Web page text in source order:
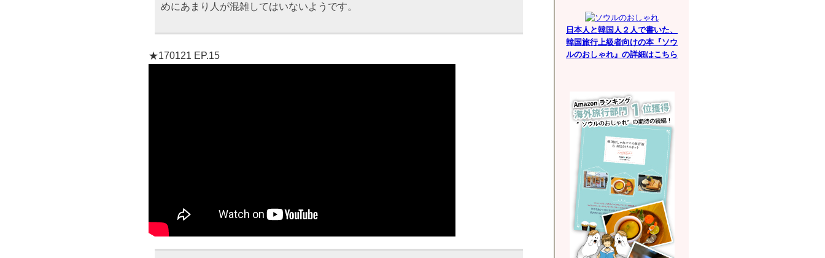
めにあまり人が混雑してはいないようです。
★170121 EP.15
日本人と韓国人２人で書いた、
韓国旅行上級者向けの本『ソウ
ルのおしゃれ』の詳細はこちら